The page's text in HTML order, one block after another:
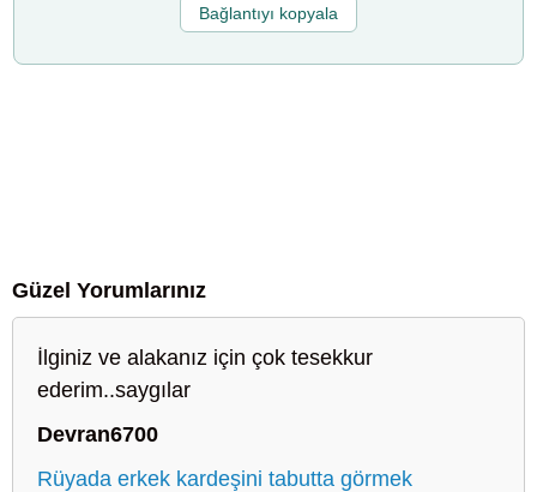
Bağlantıyı kopyala
Güzel Yorumlarınız
İlginiz ve alakanız için çok tesekkur
ederim..saygılar
Devran6700
Rüyada erkek kardeşini tabutta görmek